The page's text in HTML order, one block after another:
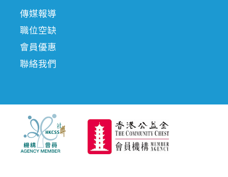
傳媒報導
職位空缺
會員優惠
聯絡我們